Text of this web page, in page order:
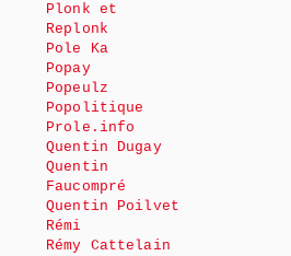
Plonk et
Replonk
Pole Ka
Popay
Popeulz
Popolitique
Prole.info
Quentin Dugay
Quentin
Faucompré
Quentin Poilvet
Rémi
Rémy Cattelain